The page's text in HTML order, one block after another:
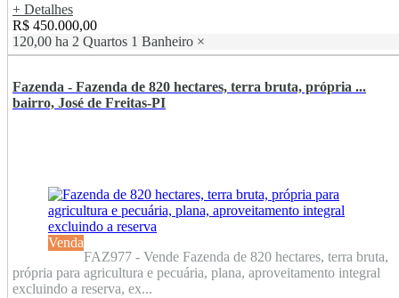
+ Detalhes
R$ 450.000,00
120,00 ha 2 Quartos 1 Banheiro ×
Fazenda - Fazenda de 820 hectares, terra bruta, própria ...
bairro, José de Freitas-PI
Venda
FAZ977 - Vende Fazenda de 820 hectares, terra bruta,
própria para agricultura e pecuária, plana, aproveitamento integral
excluindo a reserva, ex...